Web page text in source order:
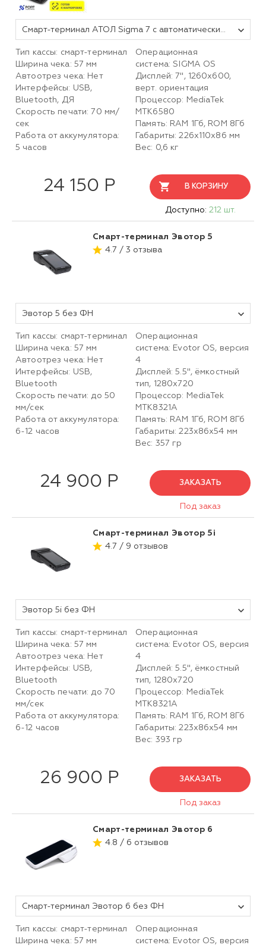
Смарт-терминал АТОЛ Sigma 7 с автоматическим тарифом SIGMA и ИТС (без ФН, 5.0)
Тип кассы: смарт-терминал
Ширина чека: 57 мм
Автоотрез чека: Нет
Интерфейсы: USB,
Bluetooth, ДЯ
Скорость печати: 70 мм/
сек
Работа от аккумулятора:
5 часов
Операционная
система: SIGMA OS
Дисплей: 7", 1260х600,
верт. ориентация
Процессор: MediaTek
MTK6580
Память: RAM 1Гб, ROM 8Гб
Габариты: 226х110х86 мм
Вес: 0,6 кг
24 150 Р В КОРЗИНУ
Доступно: 212 шт.
Смарт-терминал Эвотор 5
4.7 / 3 отзыва
Эвотор 5 без ФН
Тип кассы: смарт-терминал
Ширина чека: 57 мм
Автоотрез чека: Нет
Интерфейсы: USB,
Bluetooth
Скорость печати: до 50
мм/сек
Работа от аккумулятора:
6-12 часов
Операционная
система: Evotor OS, версия
4
Дисплей: 5.5", ёмкостный
тип, 1280х720
Процессор: MediaTek
MTK8321A
Память: RAM 1Гб, ROM 8Гб
Габариты: 223х86х54 мм
Вес: 357 гр
24 900 Р ЗАКАЗАТЬ
Под заказ
Смарт-терминал Эвотор 5i
4.7 / 9 отзывов
Эвотор 5i без ФН
Тип кассы: смарт-терминал
Ширина чека: 57 мм
Автоотрез чека: Нет
Интерфейсы: USB,
Bluetooth
Скорость печати: до 70
мм/сек
Работа от аккумулятора:
6-12 часов
Операционная
система: Evotor OS, версия
4
Дисплей: 5.5", ёмкостный
тип, 1280х720
Процессор: MediaTek
MTK8321A
Память: RAM 1Гб, ROM 8Гб
Габариты: 223х86х54 мм
Вес: 393 гр
26 900 Р ЗАКАЗАТЬ
Под заказ
Смарт-терминал Эвотор 6
4.8 / 6 отзывов
Смарт-терминал Эвотор 6 без ФН
Тип кассы: смарт-терминал
Ширина чека: 57 мм
Операционная
система: Evotor OS, версия